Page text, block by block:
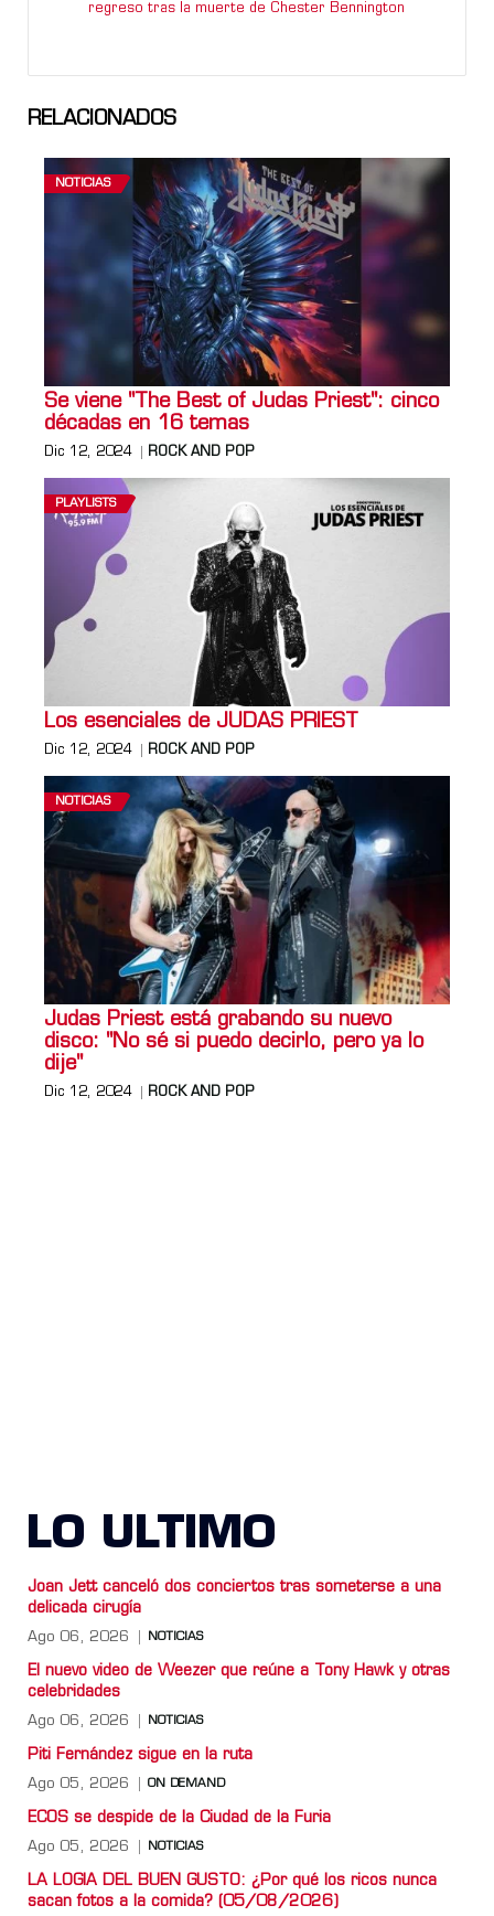
regreso tras la muerte de Chester Bennington
RELACIONADOS
NOTICIAS
Se viene "The Best of Judas Priest": cinco
décadas en 16 temas
Dic 12, 2024 ROCK AND POP
PLAYLISTS
Los esenciales de JUDAS PRIEST
Dic 12, 2024 ROCK AND POP
NOTICIAS
Judas Priest está grabando su nuevo
disco: "No sé si puedo decirlo, pero ya lo
dije"
Dic 12, 2024 ROCK AND POP
LO ULTIMO
Joan Jett canceló dos conciertos tras someterse a una
delicada cirugía
Ago 06, 2026 NOTICIAS
El nuevo video de Weezer que reúne a Tony Hawk y otras
celebridades
Ago 06, 2026 NOTICIAS
Piti Fernández sigue en la ruta
Ago 05, 2026 ON DEMAND
ECOS se despide de la Ciudad de la Furia
Ago 05, 2026 NOTICIAS
LA LOGIA DEL BUEN GUSTO: ¿Por qué los ricos nunca
sacan fotos a la comida? (05/08/2026)